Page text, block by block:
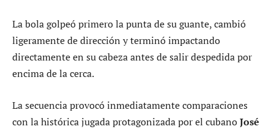
La bola golpeó primero la punta de su guante, cambió
ligeramente de dirección y terminó impactando
directamente en su cabeza antes de salir despedida por
encima de la cerca.
La secuencia provocó inmediatamente comparaciones
con la histórica jugada protagonizada por el cubanoJosé